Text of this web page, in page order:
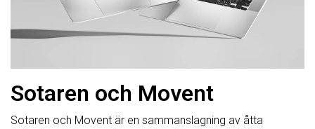
Sotaren och Movent
Sotaren och Movent är en sammanslagning av åtta